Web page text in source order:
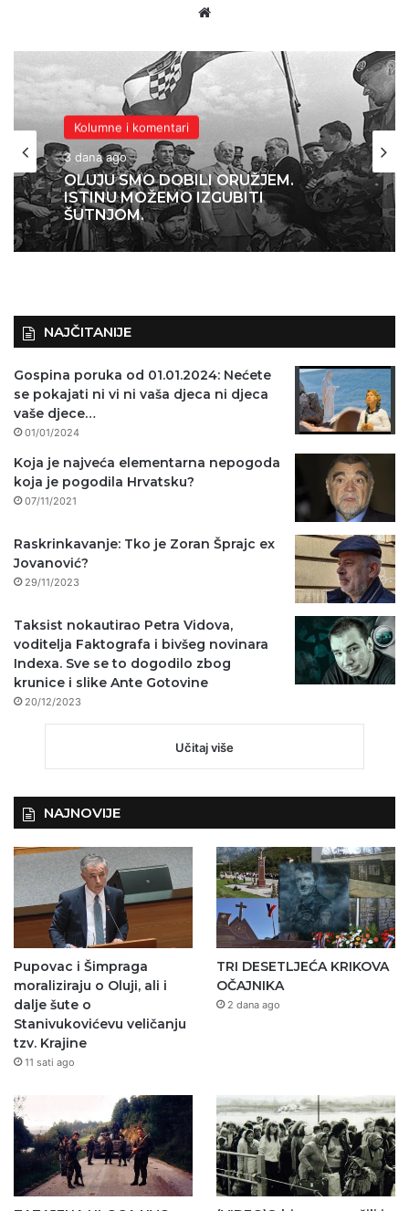
Kolumne i komentari
3 dana ago
OLUJU SMO DOBILI ORUŽJEM.
ISTINU MOŽEMO IZGUBITI
Kolumne i komentari
4 dana ago
NAJČITANIJE
Gospina poruka od 01.01.2024: Nećete
se pokajati ni vi ni vaša djeca ni djeca
vaše djece…
01/01/2024
Koja je najveća elementarna nepogoda
koja je pogodila Hrvatsku?
07/11/2021
Raskrinkavanje: Tko je Zoran Šprajc ex
Jovanović?
29/11/2023
Taksist nokautirao Petra Vidova,
voditelja Faktografa i bivšeg novinara
Indexa. Sve se to dogodilo zbog
krunice i slike Ante Gotovine
20/12/2023
Učitaj više
NAJNOVIJE
Pupovac i Šimpraga
moraliziraju o Oluji, ali i
dalje šute o
Stanivukovićevu veličanju
tzv. Krajine
11 sati ago
TRI DESETLJEĆA KRIKOVA
OČAJNIKA
2 dana ago